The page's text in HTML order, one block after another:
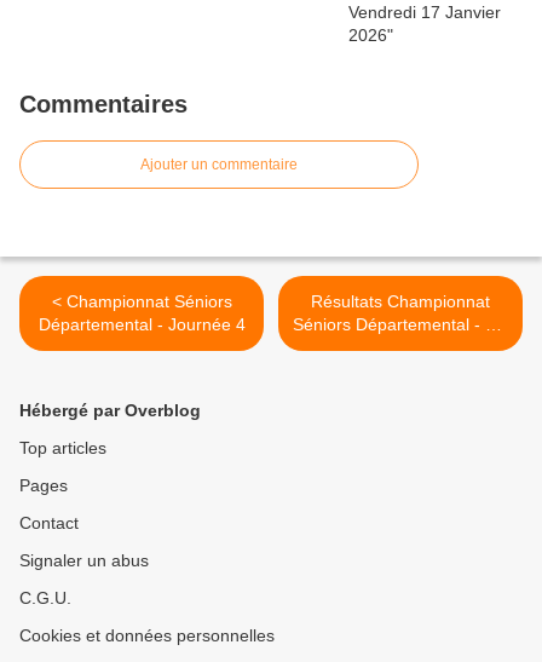
Commentaires
Ajouter un commentaire
< Championnat Séniors
Départemental - Journée 4
Résultats Championnat
Séniors Départemental - J.4
>
Hébergé par Overblog
Top articles
Pages
Contact
Signaler un abus
C.G.U.
Cookies et données personnelles